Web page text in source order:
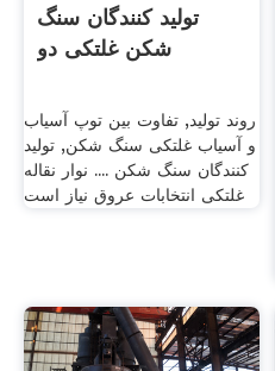
تولید کنندگان سنگ
شکن غلتکی دو
روند تولید, تفاوت بین توپ آسیاب
و آسیاب غلتکی سنگ شکن, تولید
کنندگان سنگ شکن .... نوار نقاله
غلتکی انتخابات عروق نیاز است